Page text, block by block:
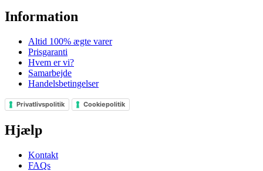
Information
Altid 100% ægte varer
Prisgaranti
Hvem er vi?
Samarbejde
Handelsbetingelser
Privatlivspolitik Cookiepolitik
Hjælp
Kontakt
FAQs